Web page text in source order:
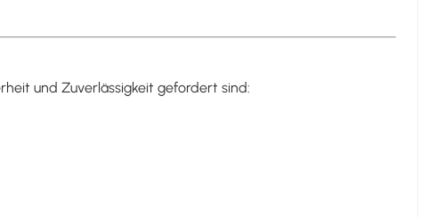
und Zuverlässigkeit gefordert sind: